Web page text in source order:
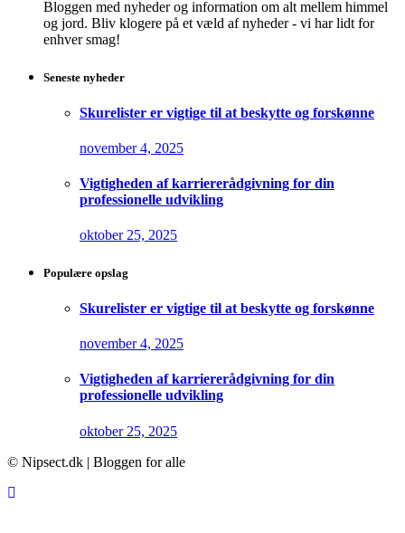
Bloggen med nyheder og information om alt mellem himmel
og jord. Bliv klogere på et væld af nyheder - vi har lidt for
enhver smag!
Seneste nyheder
Skurelister er vigtige til at beskytte og forskønne
november 4, 2025
Vigtigheden af karriererådgivning for din
professionelle udvikling
oktober 25, 2025
Populære opslag
Skurelister er vigtige til at beskytte og forskønne
november 4, 2025
Vigtigheden af karriererådgivning for din
professionelle udvikling
oktober 25, 2025
© Nipsect.dk | Bloggen for alle